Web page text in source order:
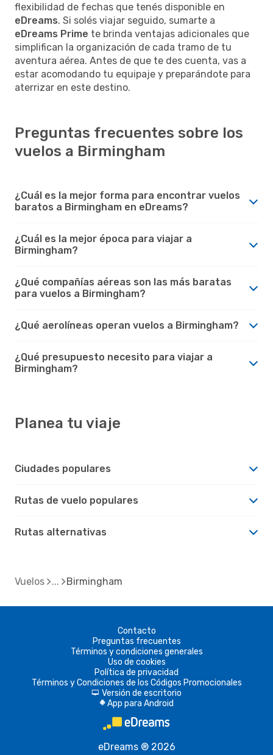
flexibilidad de fechas que tenés disponible en
eDreams. Si solés viajar seguido, sumarte a
eDreams Prime te brinda ventajas adicionales que
simplifican la organización de cada tramo de tu
aventura aérea. Antes de que te des cuenta, vas a
estar acomodando tu equipaje y preparándote para
aterrizar en este destino.
Preguntas frecuentes sobre los
vuelos a Birmingham
¿Cuál es la mejor forma para encontrar vuelos
baratos a Birmingham en eDreams?
¿Cuál es la mejor época para viajar a
Birmingham?
¿Qué compañías aéreas son las más baratas
para vuelos a Birmingham?
¿Qué aerolíneas operan vuelos a Birmingham?
¿Qué presupuesto necesito para viajar a
Birmingham?
Planea tu viaje
Ciudades populares
Rutas de vuelo populares
Rutas alternativas
Vuelos Birmingham
Contacto
Preguntas frecuentes
Términos y condiciones generales
Uso de cookies
Política de privacidad
Términos y Condiciones de los Códigos Promocionales
d Versión de escritorio
A App para Android
eDreams ® 2026